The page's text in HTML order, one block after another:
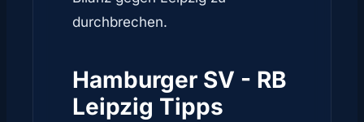
durchbrechen.
Hamburger SV - RB
Leipzig Tipps